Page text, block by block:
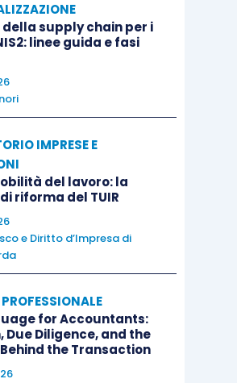
della supply chain per i
linee guida e fasi
IMPRESE E
del lavoro: la
riforma del TUIR
e Diritto d’Impresa di
for Accountants:
Due Diligence, and the
the Transaction